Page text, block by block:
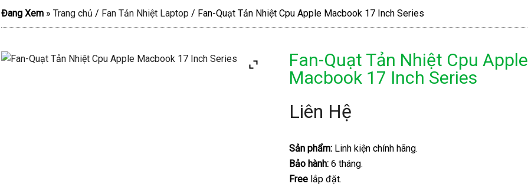
Đang Xem » Trang chủ / Fan Tản Nhiệt Laptop / Fan-Quạt Tản Nhiệt Cpu Apple Macbook 17 Inch Series
Fan-Quạt Tản Nhiệt Cpu Apple
Macbook 17 Inch Series
Liên Hệ
Sản phẩm:Linh kiện chính hãng.
Bảo hành:6 tháng.
Freelắp đặt.